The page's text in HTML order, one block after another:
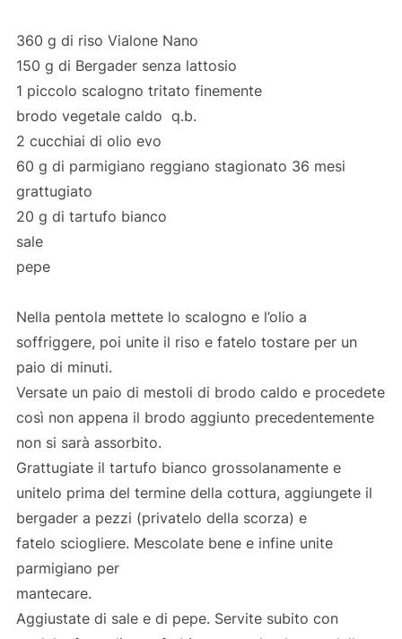
360 g di riso Vialone Nano
150 g di Bergader senza lattosio
1 piccolo scalogno tritato finemente
brodo vegetale caldo q.b.
2 cucchiai di olio evo
60 g di parmigiano reggiano stagionato 36 mesi
grattugiato
20 g di tartufo bianco
sale
pepe
Nella pentola mettete lo scalogno e l’olio a
soffriggere, poi unite il riso e fatelo tostare per un
paio di minuti.
Versate un paio di mestoli di brodo caldo e procedete
così non appena il brodo aggiunto precedentemente
non si sarà assorbito.
Grattugiate il tartufo bianco grossolanamente e
unitelo prima del termine della cottura, aggiungete il
bergader a pezzi (privatelo della scorza) e
fatelo sciogliere. Mescolate bene e infine unite
parmigiano per
mantecare.
Aggiustate di sale e di pepe. Servite subito con